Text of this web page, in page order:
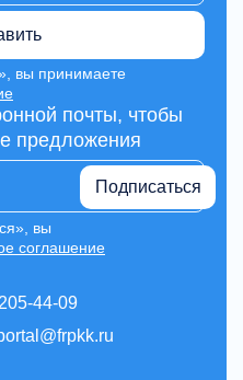
44-09
вы принимаете
почты, чтобы
предложения
Подписаться
вы
соглашение